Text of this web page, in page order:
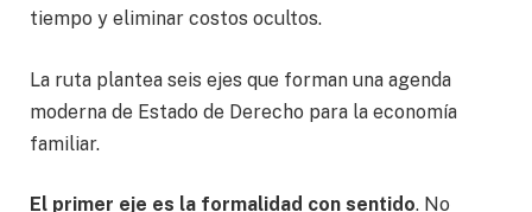
tiempo y eliminar costos ocultos.
La ruta plantea seis ejes que forman una agenda
moderna de Estado de Derecho para la economía
familiar.
El primer eje es la formalidad con sentido. No